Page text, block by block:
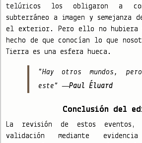
telúricos los obligaron a
subterráneo a imagen y semejanza
el exterior. Pero ello no hubiera
hecho de que conocían lo que
Tierra es una esfera hueca.
“Hay otros mundos,
este” —Paul Éluard
Conclusión del
La revisión de estos eventos,
validación mediante